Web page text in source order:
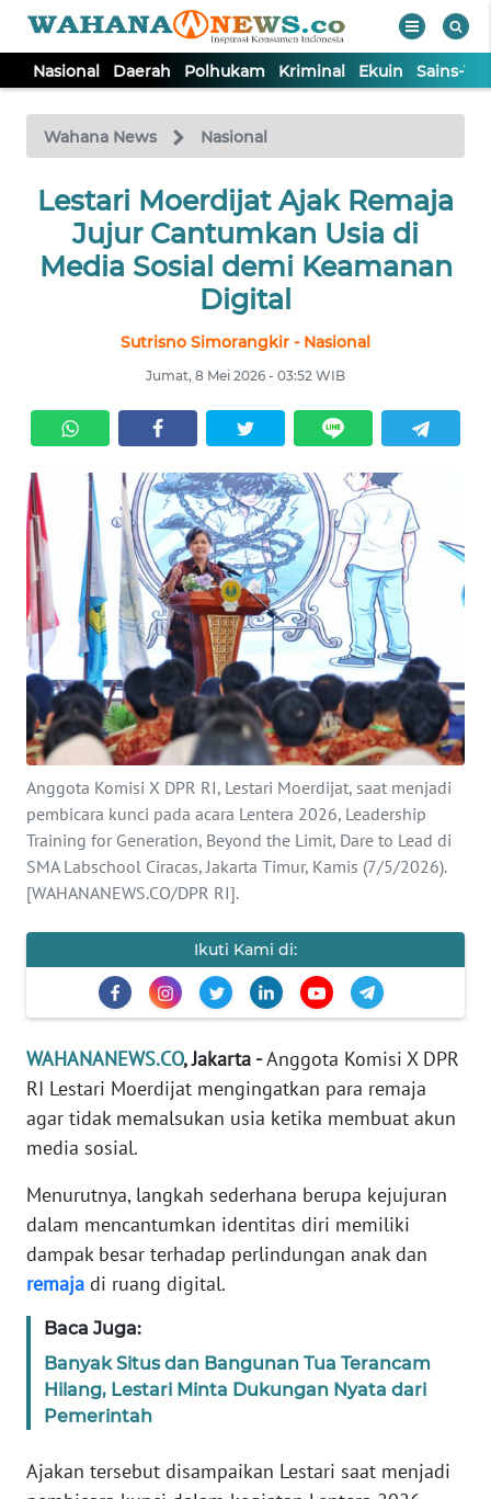
Nasional Daerah Polhukam Kriminal Ekuin Sains-
Wahana News Nasional
Lestari Moerdijat Ajak Remaja
Jujur Cantumkan Usia di
Media Sosial demi Keamanan
Digital
Sutrisno Simorangkir - Nasional
Jumat, 8 Mei 2026 - 03:52 WIB
Anggota Komisi X DPR RI, Lestari Moerdijat, saat menjadi
pembicara kunci pada acara Lentera 2026, Leadership
Training for Generation, Beyond the Limit, Dare to Lead di
SMA Labschool Ciracas, Jakarta Timur, Kamis (7/5/2026).
[WAHANANEWS.CO/DPR RI].
Ikuti Kami di:
WAHANANEWS.CO, Jakarta -Anggota Komisi X DPR
RI Lestari Moerdijat mengingatkan para remaja
agar tidak memalsukan usia ketika membuat akun
media sosial.
Menurutnya, langkah sederhana berupa kejujuran
dalam mencantumkan identitas diri memiliki
dampak besar terhadap perlindungan anak dan
remaja di ruang digital.
Baca Juga:
Banyak Situs dan Bangunan Tua Terancam
Hilang, Lestari Minta Dukungan Nyata dari
Pemerintah
Ajakan tersebut disampaikan Lestari saat menjadi
TV
Tutup
NASIONAL
DAERAH
EKUIN
SAINS-TEKNO
KESEHATAN
INTERNASIONAL
SERBA-SERBI
PENDIDIKAN
OLAHRAGA
OPINI
EDITORIAL
BERITA
KONTAK
KAMI
INFO
IKLAN
TENTANG
PEDOMAN
MEDIA
SIBER
REDAKSI